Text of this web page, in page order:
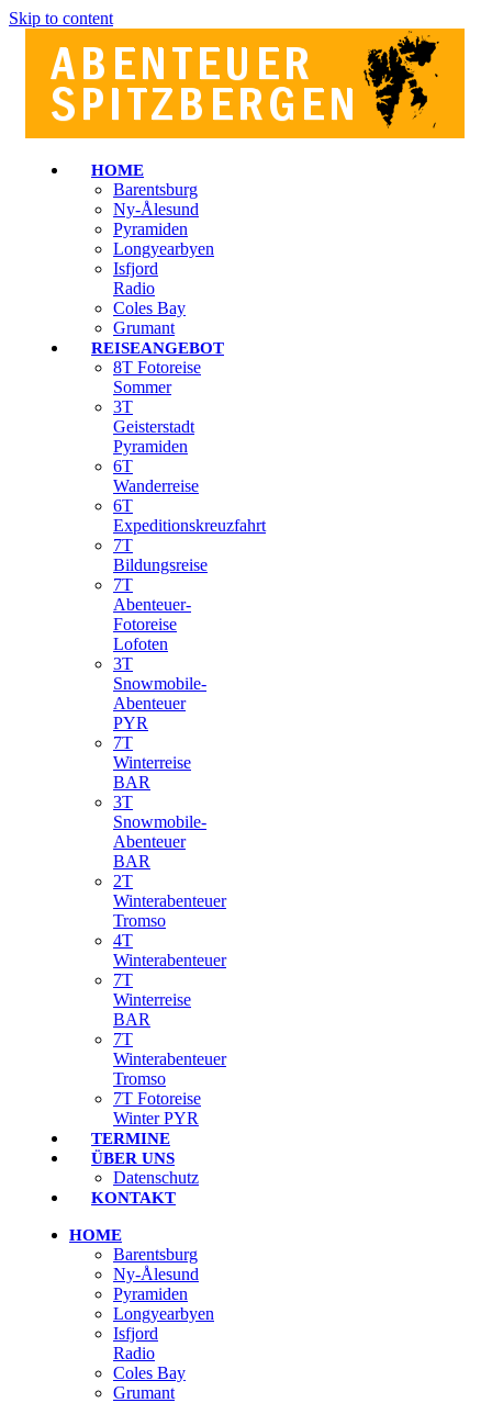
Skip to content
HOME
Barentsburg
Ny-Ålesund
Pyramiden
Longyearbyen
Isfjord
Radio
Coles Bay
Grumant
REISEANGEBOT
8T Fotoreise
Sommer
3T
Geisterstadt
Pyramiden
6T
Wanderreise
6T
Expeditionskreuzfahrt
7T
Bildungsreise
7T
Abenteuer-
Fotoreise
Lofoten
3T
Snowmobile-
Abenteuer
PYR
7T
Winterreise
BAR
3T
Snowmobile-
Abenteuer
BAR
2T
Winterabenteuer
Tromso
4T
Winterabenteuer
7T
Winterreise
BAR
7T
Winterabenteuer
Tromso
7T Fotoreise
Winter PYR
TERMINE
ÜBER UNS
Datenschutz
KONTAKT
HOME
Barentsburg
Ny-Ålesund
Pyramiden
Longyearbyen
Isfjord
Radio
Coles Bay
Grumant